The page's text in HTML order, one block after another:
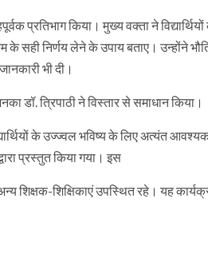
प्रतिभाग किया। मुख्य वक्ता ने
के सही निर्णय लेने के उपाय बताए। उन्होंने
भी दी।
डॉ. त्रिपाठी ने विस्तार से समाधान किया।
के उज्ज्वल भविष्य के लिए अत्यंत
प्रस्तुत किया गया। इस
शिक्षक-शिक्षिकाएं उपस्थित रहे। यह